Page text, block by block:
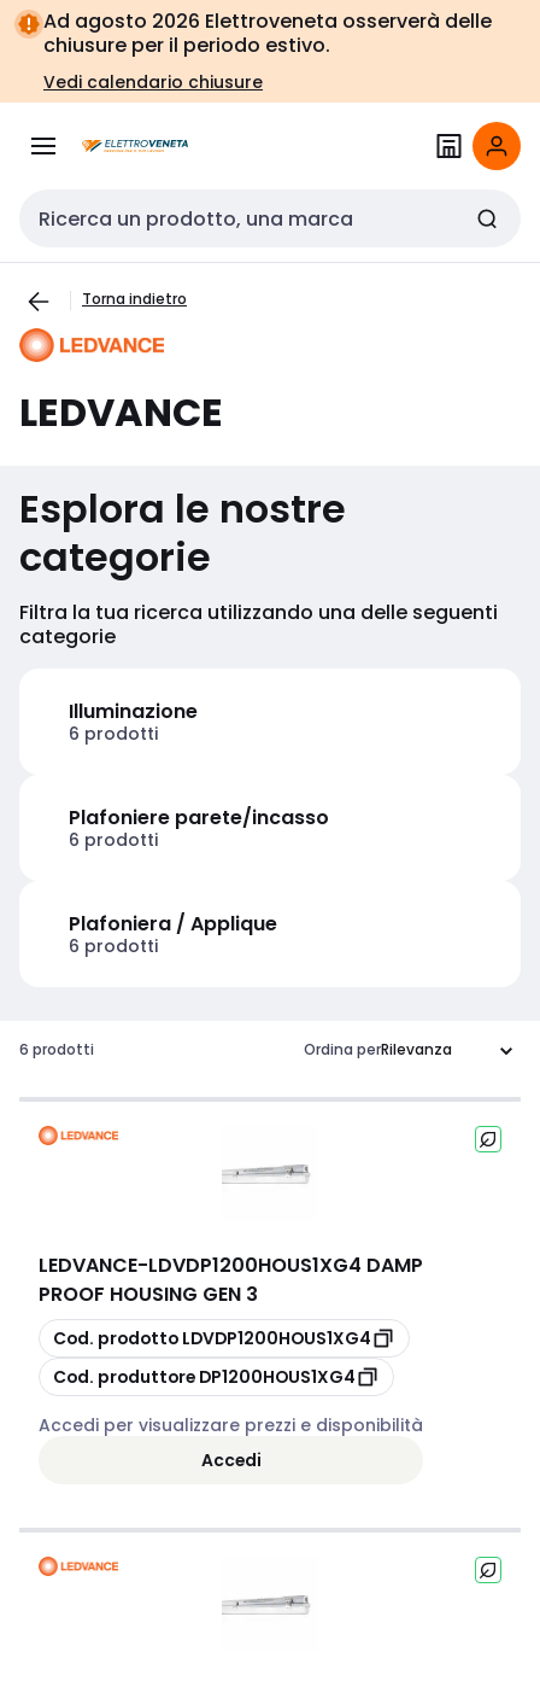
Vai alla
navigazione
Vai
alla
pagina
Ad agosto 2026 Elettroveneta osserverà delle
chiusure per il periodo estivo.
Vedi calendario chiusure
Cerca input
Torna indietro
LEDVANCE
Esplora le nostre
categorie
Filtra la tua ricerca utilizzando una delle seguenti
categorie
Illuminazione
6 prodotti
Plafoniere parete/incasso
6 prodotti
Plafoniera / Applique
6 prodotti
6 prodotti Ordina per
LEDVANCE-LDVDP1200HOUS1XG4 DAMP
PROOF HOUSING GEN 3
copia
Cod. prodotto LDVDP1200HOUS1XG4
copia
Cod. produttore DP1200HOUS1XG4
Accedi per visualizzare prezzi e disponibilità
Accedi